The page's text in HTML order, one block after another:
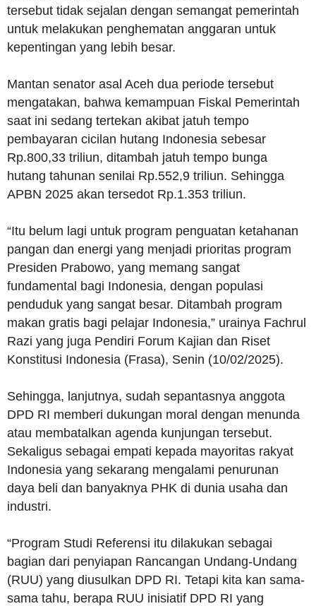
tersebut tidak sejalan dengan semangat pemerintah
untuk melakukan penghematan anggaran untuk
kepentingan yang lebih besar.
Mantan senator asal Aceh dua periode tersebut
mengatakan, bahwa kemampuan Fiskal Pemerintah
saat ini sedang tertekan akibat jatuh tempo
pembayaran cicilan hutang Indonesia sebesar
Rp.800,33 triliun, ditambah jatuh tempo bunga
hutang tahunan senilai Rp.552,9 triliun. Sehingga
APBN 2025 akan tersedot Rp.1.353 triliun.
“Itu belum lagi untuk program penguatan ketahanan
pangan dan energi yang menjadi prioritas program
Presiden Prabowo, yang memang sangat
fundamental bagi Indonesia, dengan populasi
penduduk yang sangat besar. Ditambah program
makan gratis bagi pelajar Indonesia,” urainya Fachrul
Razi yang juga Pendiri Forum Kajian dan Riset
Konstitusi Indonesia (Frasa), Senin (10/02/2025).
Sehingga, lanjutnya, sudah sepantasnya anggota
DPD RI memberi dukungan moral dengan menunda
atau membatalkan agenda kunjungan tersebut.
Sekaligus sebagai empati kepada mayoritas rakyat
Indonesia yang sekarang mengalami penurunan
daya beli dan banyaknya PHK di dunia usaha dan
industri.
“Program Studi Referensi itu dilakukan sebagai
bagian dari penyiapan Rancangan Undang-Undang
(RUU) yang diusulkan DPD RI. Tetapi kita kan sama-
sama tahu, berapa RUU inisiatif DPD RI yang